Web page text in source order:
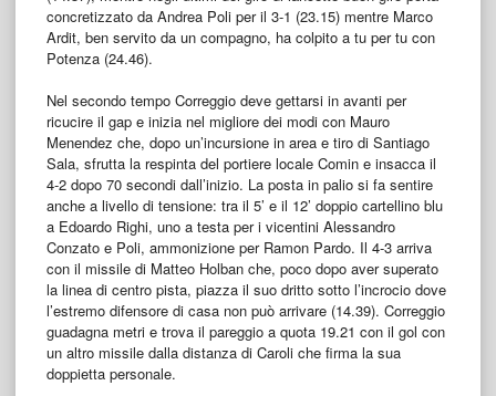
concretizzato da Andrea Poli per il 3-1 (23.15) mentre Marco
Ardit, ben servito da un compagno, ha colpito a tu per tu con
Potenza (24.46).
Nel secondo tempo Correggio deve gettarsi in avanti per
ricucire il gap e inizia nel migliore dei modi con Mauro
Menendez che, dopo un’incursione in area e tiro di Santiago
Sala, sfrutta la respinta del portiere locale Comin e insacca il
4-2 dopo 70 secondi dall’inizio. La posta in palio si fa sentire
anche a livello di tensione: tra il 5’ e il 12’ doppio cartellino blu
a Edoardo Righi, uno a testa per i vicentini Alessandro
Conzato e Poli, ammonizione per Ramon Pardo. Il 4-3 arriva
con il missile di Matteo Holban che, poco dopo aver superato
la linea di centro pista, piazza il suo dritto sotto l’incrocio dove
l’estremo difensore di casa non può arrivare (14.39). Correggio
guadagna metri e trova il pareggio a quota 19.21 con il gol con
un altro missile dalla distanza di Caroli che firma la sua
doppietta personale.